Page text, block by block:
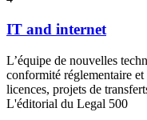
IT and internet
L’équipe de nouvelles
conformité réglementaire
licences, projets de
L'éditorial du Legal 500